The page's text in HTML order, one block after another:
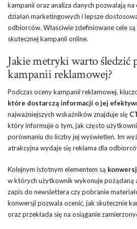
kampanii oraz analiza danych pozwalają na
działań marketingowych i lepsze
odbiorców. Właściwie zdefiniowane cele
skutecznej kampanii online.
Jakie metryki warto śledzić
kampanii reklamowej?
Podczas oceny kampanii reklamowej,
które dostarczą informacji o jej
najważniejszych wskaźników znajduje się
który informuje o tym, jak często
porównaniu do liczby jej wyświetleń. Im
atrakcyjna wydaje się reklama dla
Kolejnym istotnym elementem są
w których użytkownik wykonuje pożądaną
zapis do newslettera czy pobranie
konwersji pozwala ocenić, jak skutecznie
oraz przekłada się na osiąganie